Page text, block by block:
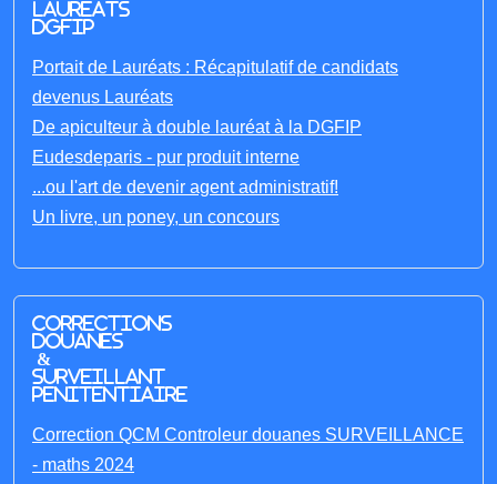
laureats
DGFIP
Portait de Lauréats : Récapitulatif de candidats
devenus Lauréats
De apiculteur à double lauréat à la DGFIP
Eudesdeparis - pur produit interne
...ou l'art de devenir agent administratif!
Un livre, un poney, un concours
Corrections
Douanes
&
Surveillant
penitentiaire
Correction QCM Controleur douanes SURVEILLANCE
- maths 2024